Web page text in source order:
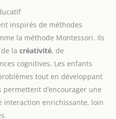
inspirés de méthodes
la méthode Montessori. Ils
la créativité, de
cognitives. Les enfants
tout en développant
d’encourager une
interaction enrichissante, loin